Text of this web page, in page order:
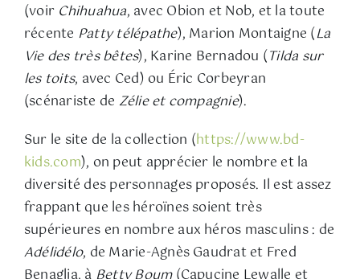
(voir Chihuahua, avec Obion et Nob, et la toute
récente Patty télépathe), Marion Montaigne (La
Vie des très bêtes), Karine Bernadou (Tilda sur
les toits, avec Ced) ou Éric Corbeyran
(scénariste de Zélie et compagnie).
Sur le site de la collection (https://www.bd-
kids.com), on peut apprécier le nombre et la
diversité des personnages proposés. Il est assez
frappant que les héroïnes soient très
supérieures en nombre aux héros masculins : de
Adélidélo, de Marie-Agnès Gaudrat et Fred